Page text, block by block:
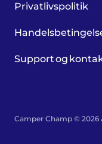
Privatlivspolitik
Support og
Camper Champ © 2026